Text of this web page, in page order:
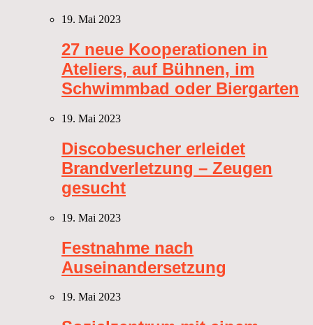
19. Mai 2023
27 neue Kooperationen in
Ateliers, auf Bühnen, im
Schwimmbad oder Biergarten
19. Mai 2023
Discobesucher erleidet
Brandverletzung – Zeugen
gesucht
19. Mai 2023
Festnahme nach
Auseinandersetzung
19. Mai 2023